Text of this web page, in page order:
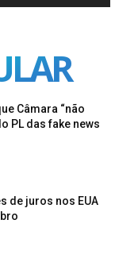
Câmara “não
PL das fake news
de juros nos EUA